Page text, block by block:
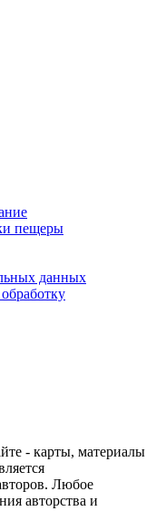
пещеры
данных
- карты, материалы
Любое
авторства и